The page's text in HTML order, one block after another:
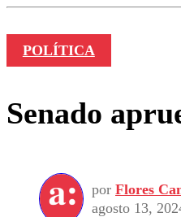
POLÍTICA
Senado
por Flores
agosto 13,